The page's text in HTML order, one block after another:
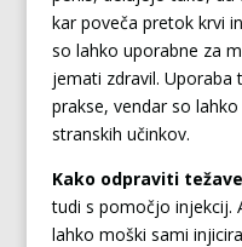
kar poveča pretok krvi
so lahko uporabne za
jemati zdravil. Uporaba
prakse, vendar so
stranskih učinkov.
Kako odpraviti
tudi s pomočjo injekcij.
lahko moški sami